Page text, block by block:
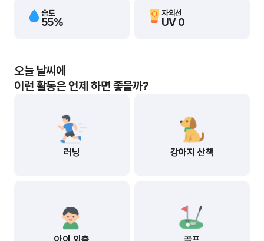
습도
55%
자외선
UV 0
오늘 날씨에
이런 활동은 언제 하면 좋을까?
러닝 강아지 산책